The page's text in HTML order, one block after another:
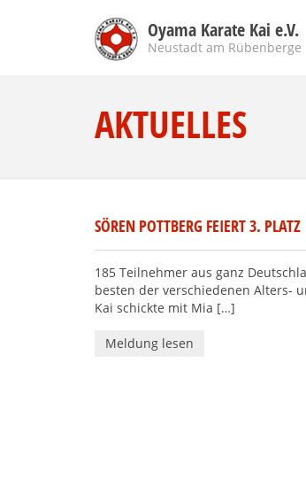
Oyama Karate Kai e.V.
Neustadt am Rübenberge
AKTUELLES
SÖREN POTTBERG FEIERT 3. PLATZ
185 Teilnehmer aus ganz
besten der verschiedenen Alters-
Kai schickte mit Mia […]
Meldung lesen